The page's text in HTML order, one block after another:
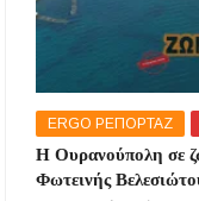
ERGO ΡΕΠΟΡΤΑΖ
Η Ουρανούπολη σε
Φωτεινής